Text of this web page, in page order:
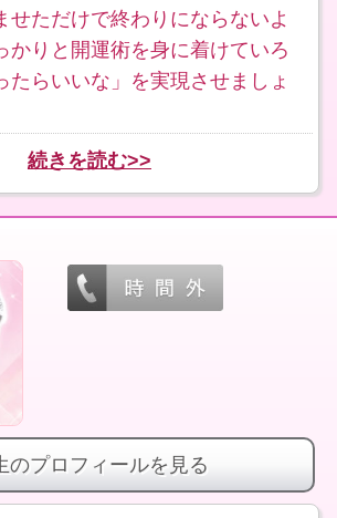
せただけで終わりにならないよ
かりと開運術を身に着けていろ
たらいいな」を実現させましょ
続きを読む>>
のプロフィールを見る